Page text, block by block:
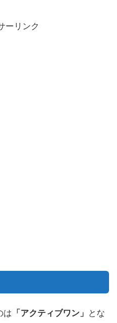
ーリンク
は 「アクティブワン」
とな